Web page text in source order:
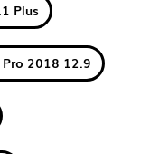
Plus
2018 12.9